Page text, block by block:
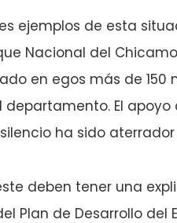
ejemplos de esta
Nacional del
en egos más de
departamento. El
ha sido
deben tener una
Plan de Desarrollo del